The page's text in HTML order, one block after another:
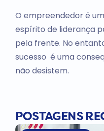
O empreendedor é
espírito de liderança
pela frente. No
sucesso é uma
não desistem.
POSTAGENS